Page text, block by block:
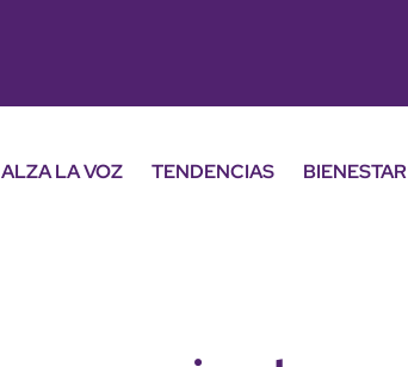
ALZA LA VOZ TENDENCIAS BIENESTAR